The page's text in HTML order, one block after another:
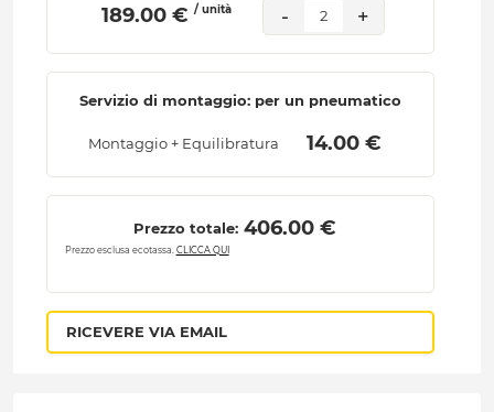
189.00 € / unità - 2 +
Servizio di montaggio: per un pneumatico
Montaggio + Equilibratura 14.00 €
Prezzo totale: 406.00 €
Prezzo esclusa ecotassa. CLICCA QUI
RICEVERE VIA EMAIL